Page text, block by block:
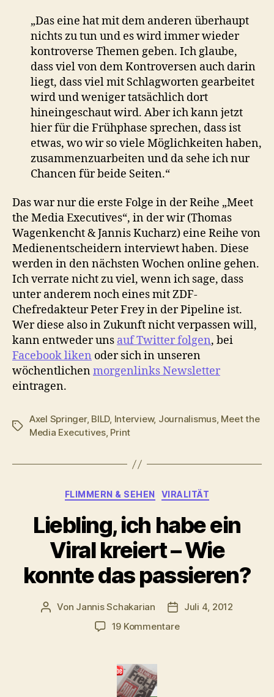
„Das eine hat mit dem anderen überhaupt
nichts zu tun und es wird immer wieder
kontroverse Themen geben. Ich glaube,
dass viel von dem Kontroversen auch darin
liegt, dass viel mit Schlagworten gearbeitet
wird und weniger tatsächlich dort
hineingeschaut wird. Aber ich kann jetzt
hier für die Frühphase sprechen, dass ist
etwas, wo wir so viele Möglichkeiten haben,
zusammenzuarbeiten und da sehe ich nur
Chancen für beide Seiten.“
Das war nur die erste Folge in der Reihe „Meet
the Media Executives“, in der wir (Thomas
Wagenkencht & Jannis Kucharz) eine Reihe von
Medienentscheidern interviewt haben. Diese
werden in den nächsten Wochen online gehen.
Ich verrate nicht zu viel, wenn ich sage, dass
unter anderem noch eines mit ZDF-
Chefredakteur Peter Frey in der Pipeline ist.
Wer diese also in Zukunft nicht verpassen will,
kann entweder uns auf Twitter folgen, bei
Facebook liken oder sich in unseren
wöchentlichenmorgenlinks Newsletter
eintragen.
Schlagwörter
Axel Springer, BILD, Interview, Journalismus, Meet the
Media Executives, Print
Kategorien
FLIMMERN & SEHEN VIRALITÄT
Liebling, ich habe ein
Viral kreiert – Wie
konnte das passieren?
Beitragsautor
Von Jannis Schakarian
Juli 4, 2012
19 Kommentarezu